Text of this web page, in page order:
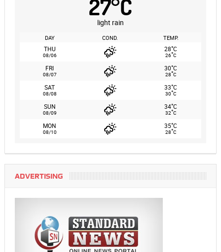
27°C
light rain
DAY COND. TEMP.
THU
08/06
28°C
26°C
FRI
08/07
30°C
28°C
SAT
08/08
33°C
30°C
SUN
08/09
34°C
32°C
MON
08/10
35°C
28°C
ADVERTISING